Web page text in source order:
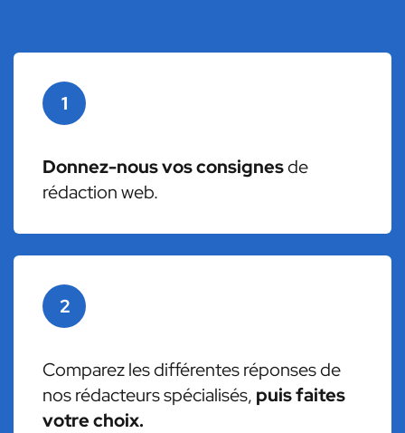
1
Donnez-nous vos consignesde
rédaction web.
2
Comparez les différentes réponses de
nos rédacteurs spécialisés, puis faites
votre choix.